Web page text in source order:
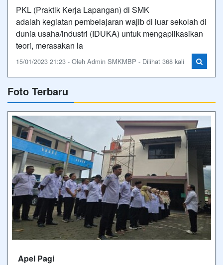
PKL (Praktik Kerja Lapangan) di SMK
adalah kegiatan pembelajaran wajib di luar sekolah di
dunia usaha/industri (IDUKA) untuk mengaplikasikan
teori, merasakan la
15/01/2023 21:23 - Oleh Admin SMKMBP - Dilihat 368 kali
Foto Terbaru
Apel Pagi